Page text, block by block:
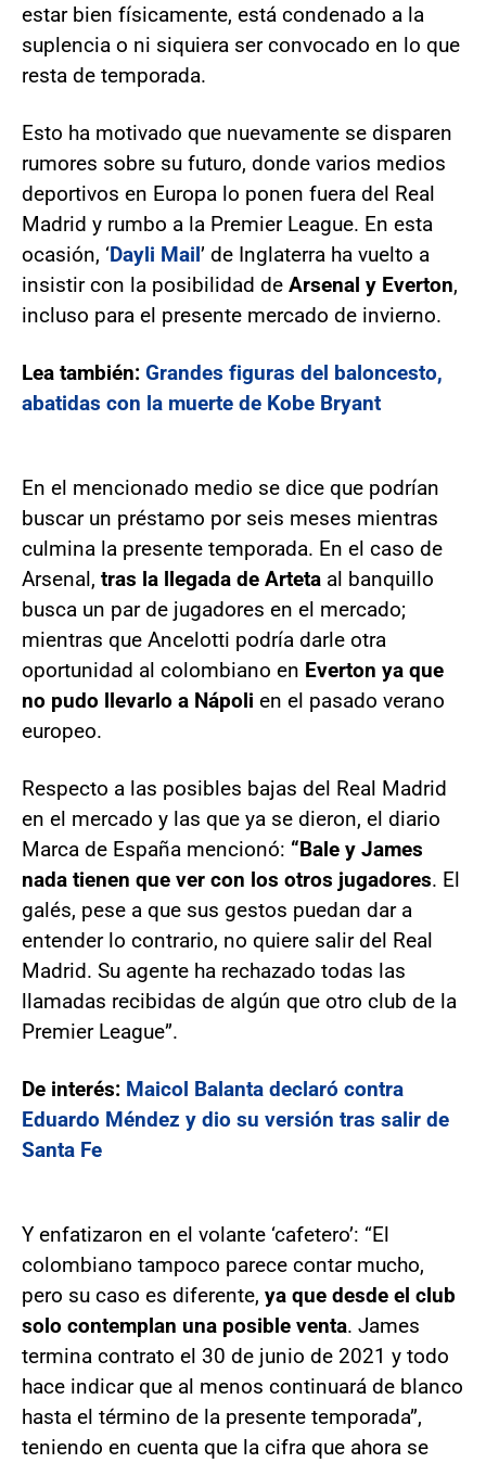
estar bien físicamente, está condenado a la
suplencia o ni siquiera ser convocado en lo que
resta de temporada.
Esto ha motivado que nuevamente se disparen
rumores sobre su futuro, donde varios medios
deportivos en Europa lo ponen fuera del Real
Madrid y rumbo a la Premier League. En esta
ocasión, ‘Dayli Mail’ de Inglaterra ha vuelto a
insistir con la posibilidad de Arsenal y Everton,
incluso para el presente mercado de invierno.
Lea también: Grandes figuras del baloncesto,
abatidas con la muerte de Kobe Bryant
En el mencionado medio se dice que podrían
buscar un préstamo por seis meses mientras
culmina la presente temporada. En el caso de
Arsenal, tras la llegada de Arteta al banquillo
busca un par de jugadores en el mercado;
mientras que Ancelotti podría darle otra
oportunidad al colombiano en Everton ya que
no pudo llevarlo a Nápoli en el pasado verano
europeo.
Respecto a las posibles bajas del Real Madrid
en el mercado y las que ya se dieron, el diario
Marca de España mencionó: “Bale y James
nada tienen que ver con los otros jugadores. El
galés, pese a que sus gestos puedan dar a
entender lo contrario, no quiere salir del Real
Madrid. Su agente ha rechazado todas las
llamadas recibidas de algún que otro club de la
Premier League”.
De interés: Maicol Balanta declaró contra
Eduardo Méndez y dio su versión tras salir de
Santa Fe
Y enfatizaron en el volante ‘cafetero’: “El
colombiano tampoco parece contar mucho,
pero su caso es diferente, ya que desde el club
solo contemplan una posible venta. James
termina contrato el 30 de junio de 2021 y todo
hace indicar que al menos continuará de blanco
hasta el término de la presente temporada”,
teniendo en cuenta que la cifra que ahora se